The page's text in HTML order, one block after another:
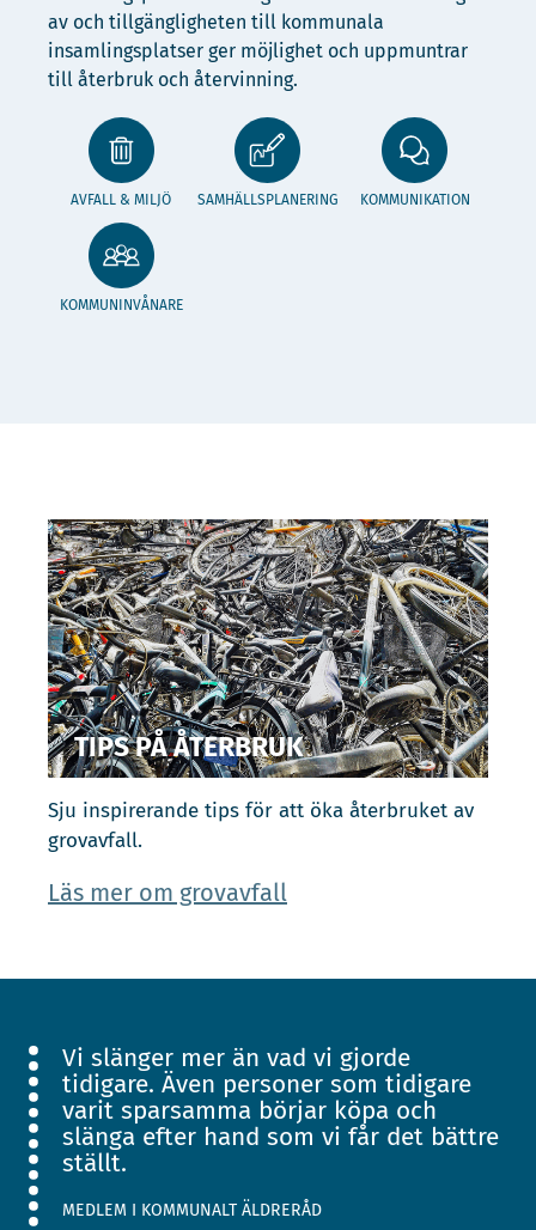
av och tillgängligheten till kommunala
insamlingsplatser ger möjlighet och uppmuntrar
till återbruk och återvinning.
AVFALL & MILJÖ SAMHÄLLSPLANERING KOMMUNIKATION
KOMMUNINVÅNARE
TIPS PÅ ÅTERBRUK
Sju inspirerande tips för att öka återbruket av
grovavfall.
Läs mer om grovavfall
Vi slänger mer än vad vi gjorde
tidigare. Även personer som tidigare
varit sparsamma börjar köpa och
slänga efter hand som vi får det bättre
ställt.
MEDLEM I KOMMUNALT ÄLDRERÅD